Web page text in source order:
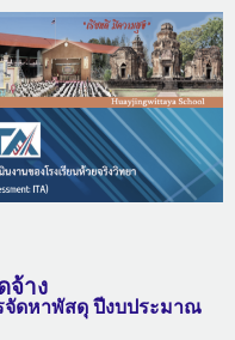
จ้าง
จัดหาพัสดุ ปีงบประมาณ